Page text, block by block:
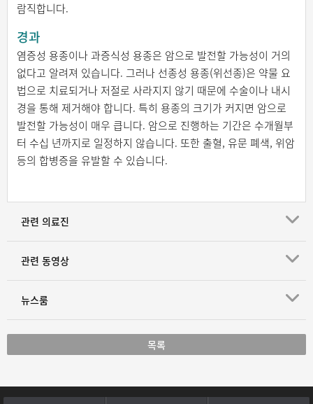
람직합니다.
경과
염증성 용종이나 과증식성 용종은 암으로 발전할 가능성이 거의
없다고 알려져 있습니다. 그러나 선종성 용종(위선종)은 약물 요
법으로 치료되거나 저절로 사라지지 않기 때문에 수술이나 내시
경을 통해 제거해야 합니다. 특히 용종의 크기가 커지면 암으로
발전할 가능성이 매우 큽니다. 암으로 진행하는 기간은 수개월부
터 수십 년까지로 일정하지 않습니다. 또한 출혈, 유문 폐색, 위암
등의 합병증을 유발할 수 있습니다.
관련 의료진
관련 동영상
뉴스룸
목록